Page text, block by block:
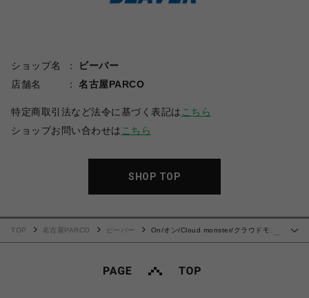
ショップ名
ビーバー
店舗名
名古屋PARCO
特定商取引法など法令に基づく表記は こちら
ショップお問い合わせは こちら
SHOP TOP
…
TOP 名古屋PARCO ビーバー
On/オン/Cloud monster/クラウドモン